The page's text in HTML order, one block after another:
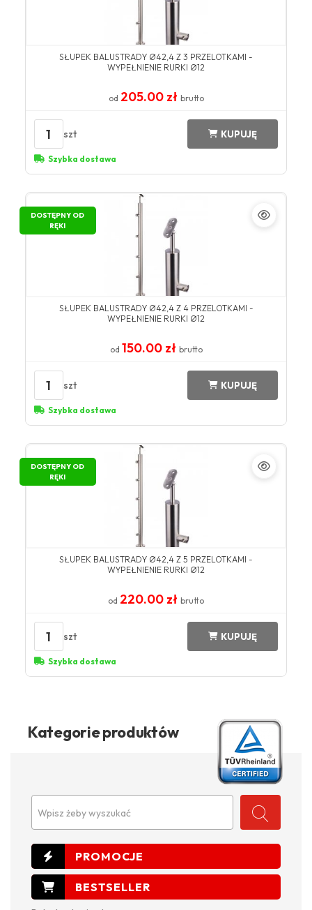
Kategorie produktów
Wpisz żeby wyszukać
SŁUPEK BALUSTRADY Ø42,4 Z 3 PRZELOTKAMI -
WYPEŁNIENIE RURKI Ø12
od 205.00 zł brutto
1 szt KUPUJĘ
Szybka dostawa
DOSTĘPNY OD
RĘKI
SŁUPEK BALUSTRADY Ø42,4 Z 4 PRZELOTKAMI -
WYPEŁNIENIE RURKI Ø12
od 150.00 zł brutto
1 szt KUPUJĘ
Szybka dostawa
DOSTĘPNY OD
RĘKI
SŁUPEK BALUSTRADY Ø42,4 Z 5 PRZELOTKAMI -
WYPEŁNIENIE RURKI Ø12
od 220.00 zł brutto
1 szt KUPUJĘ
Szybka dostawa